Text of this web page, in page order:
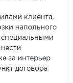
клиента.
напольного
за интерьер
договора